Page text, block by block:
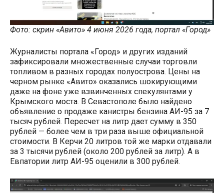
Фото: скрин «Авито» 4 июня 2026 года, портал «Город»
Журналисты портала «Город» и других изданий
зафиксировали множественные случаи торговли
топливом в разных городах полуострова. Цены на
черном рынке «Авито» оказались шокирующими
даже на фоне уже взвинченных спекулянтами у
Крымского моста. В Севастополе было найдено
объявление о продаже канистры бензина АИ-95 за 7
тысяч рублей. Пересчет на литр дает сумму в 350
рублей — более чем в три раза выше официальной
стоимости. В Керчи 20 литров той же марки отдавали
за 3 тысячи рублей (около 200 рублей за литр). А в
Евпатории литр АИ-95 оценили в 300 рублей.